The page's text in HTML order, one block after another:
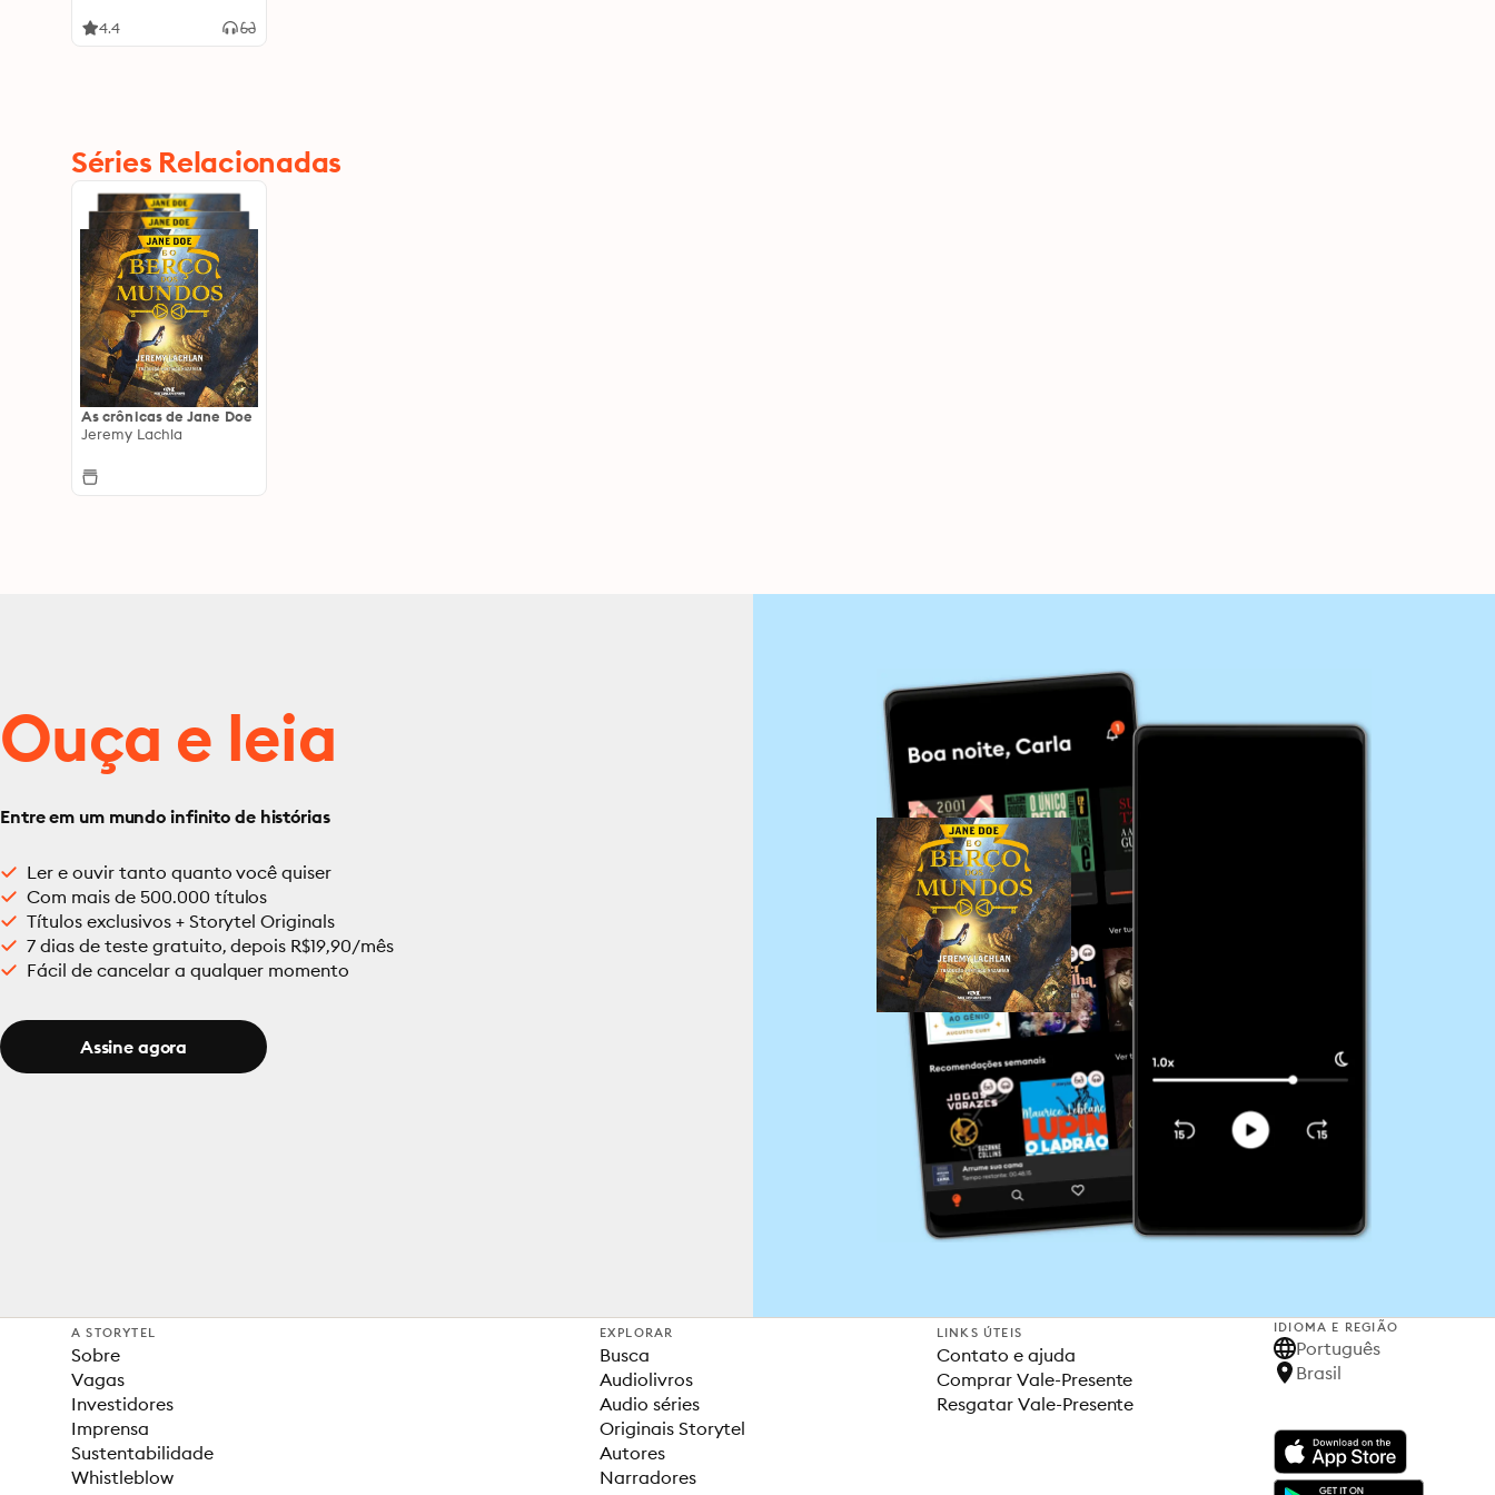
4.4
Séries Relacionadas
As crônicas de Jane Doe
Jeremy Lachla
Ouça e leia
Entre em um mundo infinito de histórias
Ler e ouvir tanto quanto você quiser
Com mais de 500.000 títulos
Títulos exclusivos + Storytel Originals
7 dias de teste gratuito, depois R$19,90/mês
Fácil de cancelar a qualquer momento
Assine agora
A STORYTEL
Sobre
Vagas
Investidores
Imprensa
Sustentabilidade
Whistleblow
EXPLORAR
Busca
Audiolivros
Audio séries
Originais Storytel
Autores
Narradores
LINKS ÚTEIS
Contato e ajuda
Comprar Vale-Presente
Resgatar Vale-Presente
IDIOMA E REGIÃO
Português
Brasil